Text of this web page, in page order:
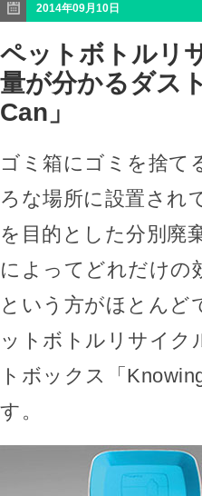
2014年09月10日
ペットボトルリ
量が分かるダス
Can」
ゴミ箱にゴミを捨て
ろな場所に設置され
を目的とした分別廃
によってどれだけの
という方がほとんど
ットボトルリサイク
トボックス「
す。